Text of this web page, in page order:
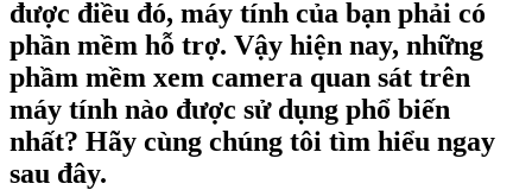
được điều đó, máy tính của bạn phải có
phần mềm hỗ trợ. Vậy hiện nay, những
phầm mềm xem camera quan sát trên
máy tính nào được sử dụng phổ biến
nhất? Hãy cùng chúng tôi tìm hiểu ngay
sau đây.